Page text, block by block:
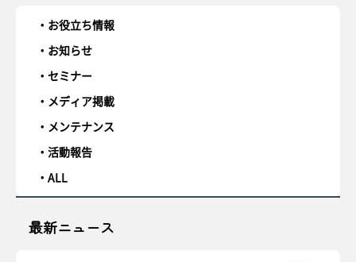
お役立ち情報
お知らせ
セミナー
メディア掲載
メンテナンス
活動報告
ALL
最新ニュース